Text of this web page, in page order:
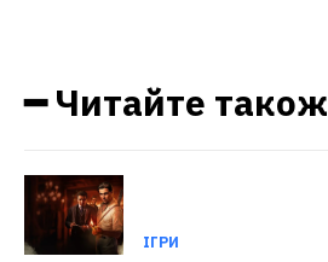
━ Читайте також
ІГРИ